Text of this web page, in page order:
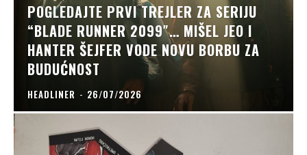
POGLEDAJTE PRVI TREJLER ZA SERIJU
“BLADE RUNNER 2099″… MIŠEL JEO I
HANTER ŠEJFER VODE NOVU BORBU ZA
BUDUĆNOST
HEADLINER - 26/07/2026